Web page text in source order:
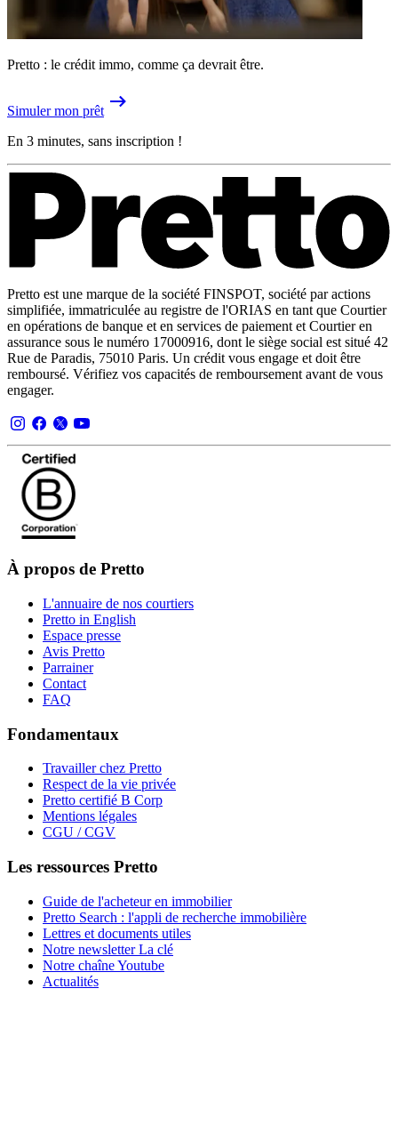
Pretto : le crédit immo, comme ça devrait être.
Simuler mon prêt
En 3 minutes, sans inscription !
Pretto est une marque de la société FINSPOT, société par actions
simplifiée, immatriculée au registre de l'ORIAS en tant que Courtier
en opérations de banque et en services de paiement et Courtier en
assurance sous le numéro 17000916, dont le siège social est situé 42
Rue de Paradis, 75010 Paris. Un crédit vous engage et doit être
remboursé. Vérifiez vos capacités de remboursement avant de vous
engager.
À propos de Pretto
L'annuaire de nos courtiers
Pretto in English
Espace presse
Avis Pretto
Parrainer
Contact
FAQ
Fondamentaux
Travailler chez Pretto
Respect de la vie privée
Pretto certifié B Corp
Mentions légales
CGU / CGV
Les ressources Pretto
Guide de l'acheteur en immobilier
Pretto Search : l'appli de recherche immobilière
Lettres et documents utiles
Notre newsletter La clé
Notre chaîne Youtube
Actualités